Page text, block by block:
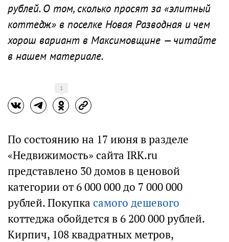
рублей. О том, сколько просят за «элитный
коттедж» в поселке Новая Разводная и чем
хорош вариант в Максимовщине — читайте
в нашем материале.
1
По состоянию на 17 июня в разделе
«Недвижимость» сайта IRK.ru
представлено 30 домов в ценовой
категории от 6 000 000 до 7 000 000
рублей. Покупка самого дешевого
коттеджа обойдется в 6 200 000 рублей.
Кирпич, 108 квадратных метров,